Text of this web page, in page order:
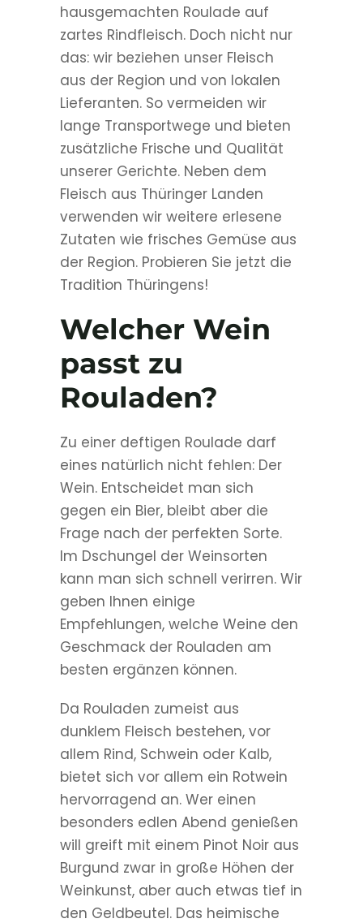
hausgemachten Roulade auf
zartes Rindfleisch. Doch nicht nur
das: wir beziehen unser Fleisch
aus der Region und von lokalen
Lieferanten. So vermeiden wir
lange Transportwege und bieten
zusätzliche Frische und Qualität
unserer Gerichte. Neben dem
Fleisch aus Thüringer Landen
verwenden wir weitere erlesene
Zutaten wie frisches Gemüse aus
der Region. Probieren Sie jetzt die
Tradition Thüringens!
Welcher Wein
passt zu
Rouladen?
Zu einer deftigen Roulade darf
eines natürlich nicht fehlen: Der
Wein. Entscheidet man sich
gegen ein Bier, bleibt aber die
Frage nach der perfekten Sorte.
Im Dschungel der Weinsorten
kann man sich schnell verirren. Wir
geben Ihnen einige
Empfehlungen, welche Weine den
Geschmack der Rouladen am
besten ergänzen können.
Da Rouladen zumeist aus
dunklem Fleisch bestehen, vor
allem Rind, Schwein oder Kalb,
bietet sich vor allem ein Rotwein
hervorragend an. Wer einen
besonders edlen Abend genießen
will greift mit einem Pinot Noir aus
Burgund zwar in große Höhen der
Weinkunst, aber auch etwas tief in
den Geldbeutel. Das heimische